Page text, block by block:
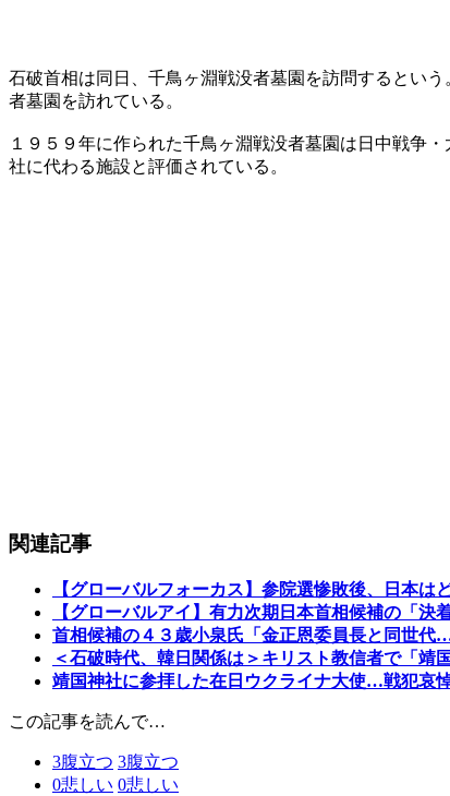
石破首相は同日、千鳥ヶ淵戦没者墓園を訪問するとい
者墓園を訪れている。
１９５９年に作られた千鳥ヶ淵戦没者墓園は日中戦争
社に代わる施設と評価されている。
関連記事
【グローバルフォーカス】参院選惨敗後、日本は
【グローバルアイ】有力次期日本首相候補の「決
首相候補の４３歳小泉氏「金正恩委員長と同世代
＜石破時代、韓日関係は＞キリスト教信者で「
靖国神社に参拝した在日ウクライナ大使…戦犯哀
この記事を読んで…
3腹立つ 3腹立つ
0悲しい 0悲しい